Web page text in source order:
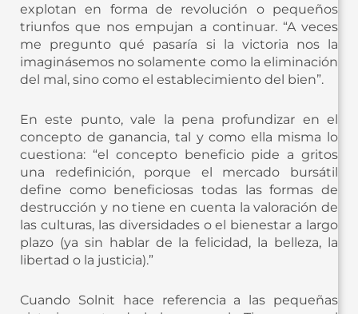
explotan en forma de revolución o pequeños
triunfos que nos empujan a continuar. “A veces
me pregunto qué pasaría si la victoria nos la
imaginásemos no solamente como la eliminación
del mal, sino como el establecimiento del bien”.
En este punto, vale la pena profundizar en el
concepto de ganancia, tal y como ella misma lo
cuestiona: “el concepto beneficio pide a gritos
una redefinición, porque el mercado bursátil
define como beneficiosas todas las formas de
destrucción y no tiene en cuenta la valoración de
las culturas, las diversidades o el bienestar a largo
plazo (ya sin hablar de la felicidad, la belleza, la
libertad o la justicia).”
Cuando Solnit hace referencia a las pequeñas